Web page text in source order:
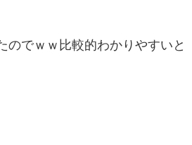
のでｗｗ比較的わかりやすいと